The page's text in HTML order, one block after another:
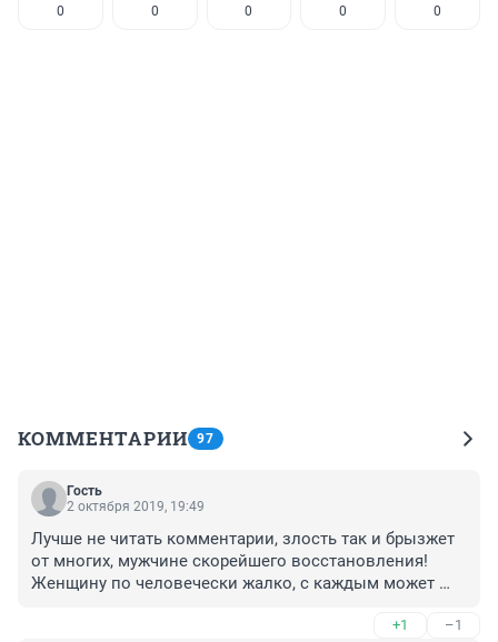
0 0 0 0 0
КОММЕНТАРИИ 97
Гость
2 октября 2019, 19:49
Лучше не читать комментарии, злость так и брызжет
от многих, мужчине скорейшего восстановления!
Женщину по человечески жалко, с каждым может
+1 –1